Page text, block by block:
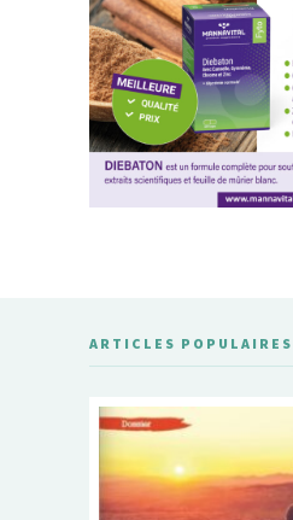
ARTICLES POPULAIRES